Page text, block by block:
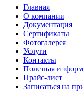
Главная
О компании
Документация
Сертификаты
Фотогалерея
Услуги
Контакты
Полезная
Прайс-лист
Записаться на